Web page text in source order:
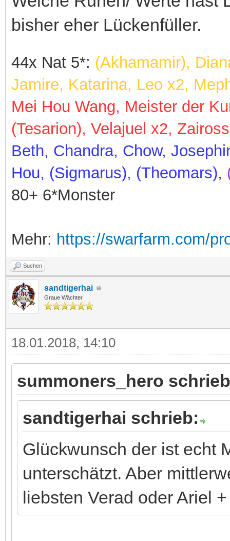
bisher eher Lückenfüller.
44x Nat 5*: (Akhamamir),
Jamire, Katarina, Leo x2,
Mei Hou Wang, Meister der
(Tesarion), Velajuel x2, Zaiross
Beth, Chandra, Chow,
Hou, (Sigmarus), (Theomars),
80+ 6*Monster
Mehr: https://swarfarm.com/
Suchen
sandtigerhai
Graue Wächter
18.01.2018, 14:10
summoners_hero
sandtigerhai schrieb:
Glückwunsch der ist echt
unterschätzt. Aber
liebsten Verad oder Ariel